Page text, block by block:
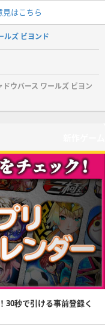
はこちら
ルズ ビヨンド
ウバース ワールズ ビヨン
30秒で引ける事前登録く